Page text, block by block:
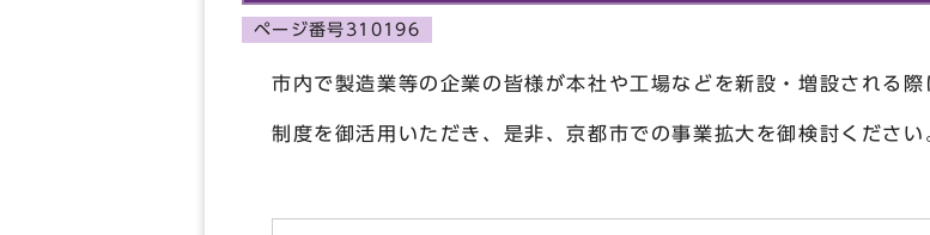
ページ番号310196
市内で製造業等の企業の皆様が本社や工場などを新設・増設される際
制度を御活用いただき、是非、京都市での事業拡大を御検討ください